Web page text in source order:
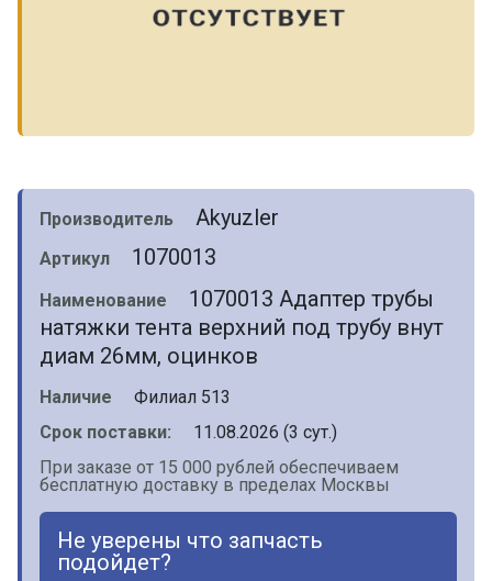
Производитель Akyuzler
Артикул 1070013
Наименование
1070013 Адаптер трубы
натяжки тента верхний под трубу внут
диам 26мм, оцинков
Наличие
Филиал 513
Срок поставки:
11.08.2026 (3 сут.)
При заказе от 15 000 рублей обеспечиваем
бесплатную доставку в пределах Москвы
Не уверены что запчасть
подойдет?